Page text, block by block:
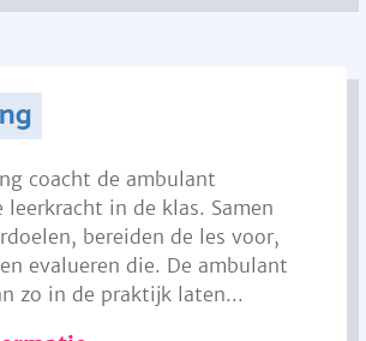
coacht de ambulant
leerkracht in de klas. Samen
bereiden de les voor,
evalueren die. De ambulant
zo in de praktijk laten...